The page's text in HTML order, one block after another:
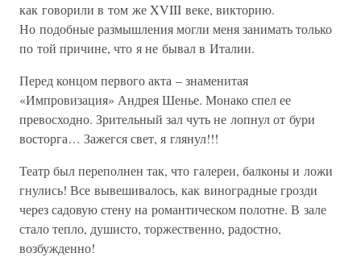
как говорили в том же XVIII веке, викторию.
Но подобные размышления могли меня занимать только
по той причине, что я не бывал в Италии.
Перед концом первого акта – знаменитая
«Импровизация» Андрея Шенье. Монако спел ее
превосходно. Зрительный зал чуть не лопнул от бури
восторга… Зажегся свет, я глянул!!!
Театр был переполнен так, что галереи, балконы и ложи
гнулись! Все вывешивалось, как виноградные грозди
через садовую стену на романтическом полотне. В зале
стало тепло, душисто, торжественно, радостно,
возбужденно!